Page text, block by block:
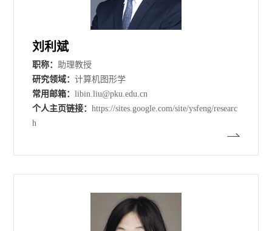
刘利斌
职称：
助理教授
研究领域：计算机图形学
常用邮箱：libin.liu@pku.edu.cn
个人主页链接：https://sites.google.com/site/ysfeng/researc
h